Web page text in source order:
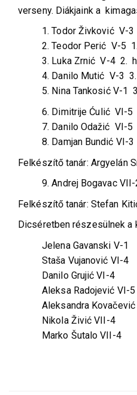
verseny. Diákjaink a
1. Todor Živković V-
2. Teodor Perić V-5
3. Luka Zrnić V-4 2.
4. Danilo Mutić V-3
5. Nina Tankosić V-1
6. Dimitrije Ćulić VI-
7. Danilo Odažić VI-
8. Damjan Bundić VI-
Felkészítő tanár: Argyelán
9. Andrej Bogavac
Felkészítő tanár: Stefan
Dicséretben részesülnek a
Jelena Gavanski V-1
Staša Vujanović VI-4
Danilo Grujić VI-4
Aleksa Radojević VI-5
Aleksandra
Nikola Živić VII-4
Marko Šutalo VII-4